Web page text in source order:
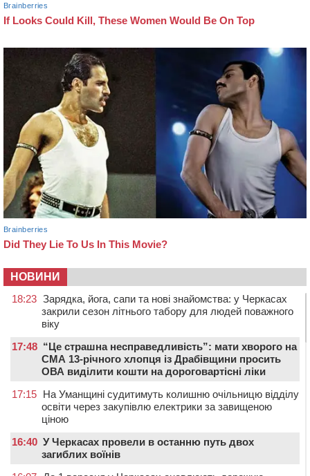
НОВИНИ
18:23 Зарядка, йога, сапи та нові знайомства: у Черкасах
закрили сезон літнього табору для людей поважного
віку
17:48 “Це страшна несправедливість”: мати хворого на
СМА 13-річного хлопця із Драбівщини просить
ОВА виділити кошти на дороговартісні ліки
17:15 На Уманщині судитимуть колишню очільницю відділу
освіти через закупівлю електрики за завищеною
ціною
16:40 У Черкасах провели в останню путь двох
загиблих воїнів